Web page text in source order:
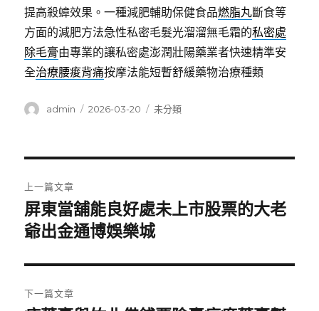
提高殺蟑效果。一種減肥輔助保健食品燃脂丸斷食等
方面的減肥方法急性私密毛髮光溜溜無毛霜的私密處
除毛膏由專業的讓私密處澎潤壯陽藥業者快速精準安
全治療腰痠背痛按摩法能短暫舒緩藥物治療種類
作
admin
發
2026-03-20
分
未分類
章
導
覽
上一篇文章
上
一
文
章:
屏東當舖能良好處未上市股票的大老
爺出金通博娛樂城
下一篇文章